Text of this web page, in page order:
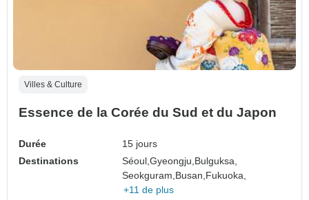
Villes & Culture
Essence de la Corée du Sud et du Japon
Durée
15 jours
Destinations
Séoul,Gyeongju, Bulguksa,
Seokguram, Busan, Fukuoka,
+11 de plus